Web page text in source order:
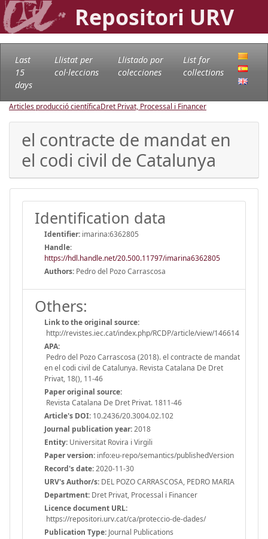
Repositori URV
Last
15
days
Llistat per
col·leccions
Llistado por
colecciones
List for
collections
Articles producció científicaDret Privat, Processal i Financer
el contracte de mandat en
el codi civil de Catalunya
Identification data
Identifier: imarina:6362805
Handle:
https://hdl.handle.net/20.500.11797/imarina6362805
Authors: Pedro del Pozo Carrascosa
Others:
Link to the original source:
http://revistes.iec.cat/index.php/RCDP/article/view/146614
APA:
Pedro del Pozo Carrascosa (2018). el contracte de mandat
en el codi civil de Catalunya. Revista Catalana De Dret
Privat, 18(), 11-46
Paper original source:
Revista Catalana De Dret Privat. 1811-46
Article's DOI: 10.2436/20.3004.02.102
Journal publication year:2018
Entity: Universitat Rovira i Virgili
Paper version: info:eu-repo/semantics/publishedVersion
Record's date:2020-11-30
URV's Author/s: DEL POZO CARRASCOSA, PEDRO MARIA
Department: Dret Privat, Processal i Financer
Licence document URL:
https://repositori.urv.cat/ca/proteccio-de-dades/
Publication Type: Journal Publications